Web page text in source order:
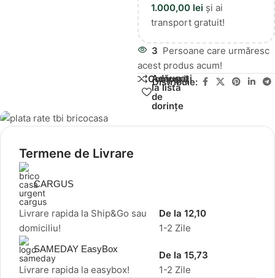
1.000,00 lei și ai
transport gratuit!
3 Persoane care urmăresc
acest produs acum!
Compară
Adăugați
la lista
de
dorințe
Distribuie:
Termene de Livrare
CARGUS
Livrare rapida la Ship&Go sau
domiciliu!
1-2 Zile
De la 12,10
SAMEDAY EasyBox
Livrare rapida la easybox! 1-2 Zile
De la 15,73